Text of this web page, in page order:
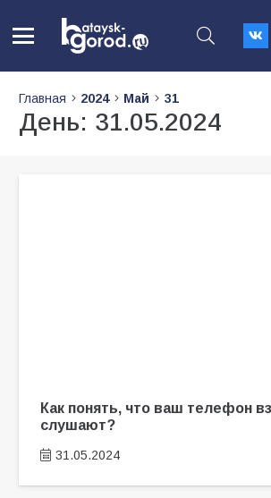
Главная 2024 Май 31
День: 31.05.2024
Как понять, что ваш телефон
слушают?
31.05.2024